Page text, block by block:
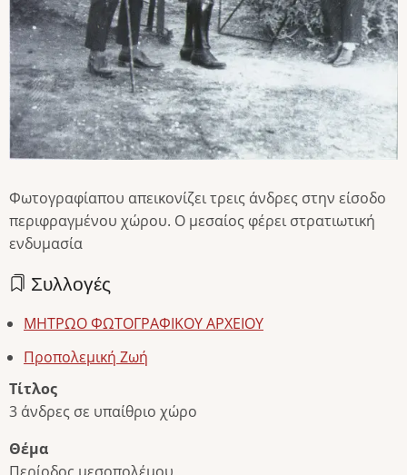
Φωτογραφίαπου απεικονίζει τρεις άνδρες στην είσοδο
περιφραγμένου χώρου. Ο μεσαίος φέρει στρατιωτική
ενδυμασία
Συλλογές
ΜΗΤΡΩΟ ΦΩΤΟΓΡΑΦΙΚΟΥ ΑΡΧΕΙΟΥ
Προπολεμική Ζωή
Τίτλος
3 άνδρες σε υπαίθριο χώρο
Θέμα